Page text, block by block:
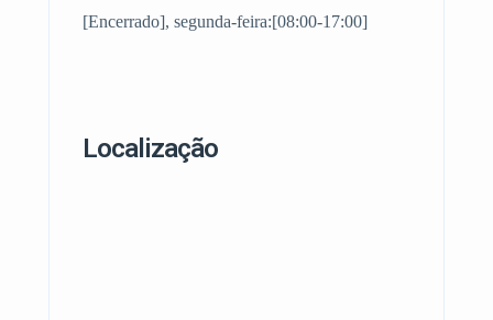
[Encerrado], segunda-feira:[08:00-17:00]
Localização